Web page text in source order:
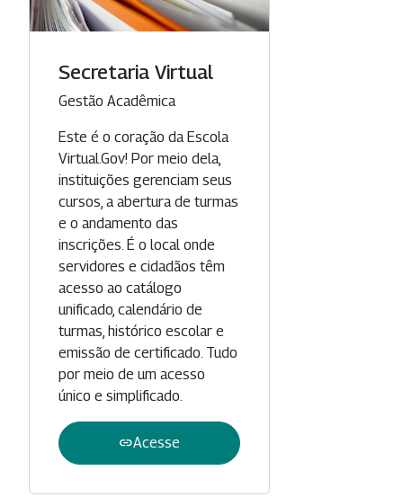
Secretaria Virtual
Categoria
Gestão Acadêmica
Este é o coração da Escola
Virtual.Gov! Por meio dela,
instituições gerenciam seus
cursos, a abertura de turmas
e o andamento das
inscrições. É o local onde
servidores e cidadãos têm
acesso ao catálogo
unificado, calendário de
turmas, histórico escolar e
emissão de certificado. Tudo
por meio de um acesso
único e simplificado.
linkAcesse